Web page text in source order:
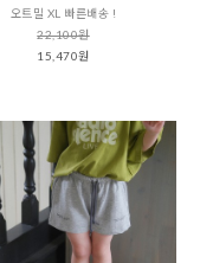
오트밀 XL 빠른배송 !
22,100원
15,470원